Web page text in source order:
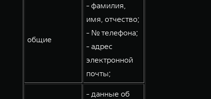
общие
- фамилия,
имя, отчество;
- № телефона;
- адрес
электронной
почты;
- данные об